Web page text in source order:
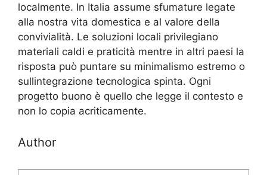
localmente. In Italia assume sfumature legate
alla nostra vita domestica e al valore della
convivialità. Le soluzioni locali privilegiano
materiali caldi e praticità mentre in altri paesi la
risposta può puntare su minimalismo estremo o
sullintegrazione tecnologica spinta. Ogni
progetto buono è quello che legge il contesto e
non lo copia acriticamente.
Author